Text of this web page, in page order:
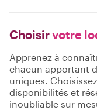
Choisirvotre
Apprenez à
chacun apportant
uniques.
disponibilités et
inoubliable sur